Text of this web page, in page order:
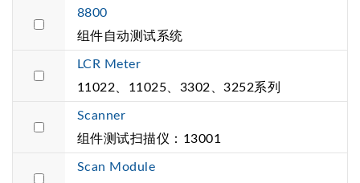
8800
组件自动测试系统
LCR Meter
11022、11025、3302、3252系列
Scanner
组件测试扫描仪：13001
Scan Module